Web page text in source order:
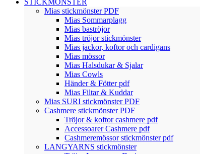
STICKMÖNSTER
Mias stickmönster PDF
Mias Sommarplagg
Mias baströjor
Mias tröjor stickmönster
Mias jackor, koftor och cardigans
Mias mössor
Mias Halsdukar & Sjalar
Mias Cowls
Händer & Fötter pdf
Mias Filtar & Kuddar
Mias SURI stickmönster PDF
Cashmere stickmönster PDF
Tröjor & koftor cashmere pdf
Accessoarer Cashmere pdf
Cashmeremössor stickmönster pdf
LANGYARNS stickmönster